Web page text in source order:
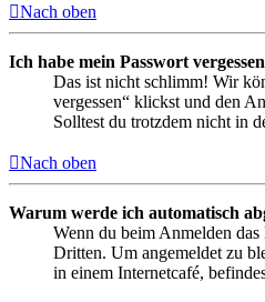
Nach oben
Ich habe mein Passwort
Das ist nicht schlimm! Wir
vergessen“ klickst und den
Solltest du trotzdem nicht in
Nach oben
Warum werde ich automatisch
Wenn du beim Anmelden
Dritten. Um angemeldet zu
in einem Internetcafé,